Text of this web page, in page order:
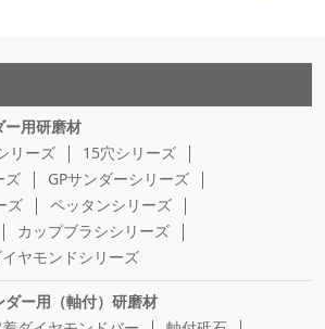
ー用研磨材
リーズ
15穴シリーズ
ズ
GPサンダーシリーズ
ズ
ペッタンシリーズ
カップブラシシリーズ
イヤモンドシリーズ
ー用（軸付）研磨材